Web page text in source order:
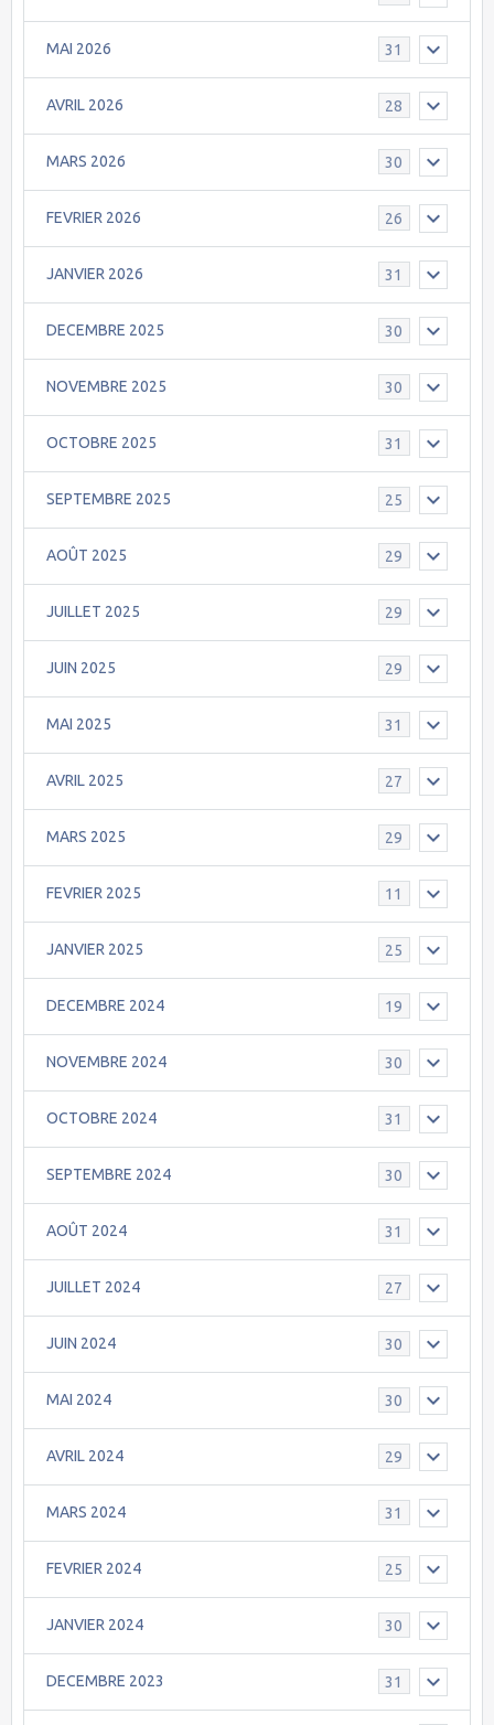
MAI 2026 31
AVRIL 2026 28
MARS 2026 30
FEVRIER 2026 26
JANVIER 2026 31
DECEMBRE 2025 30
NOVEMBRE 2025 30
OCTOBRE 2025 31
SEPTEMBRE 2025 25
AOÛT 2025 29
JUILLET 2025 29
JUIN 2025 29
MAI 2025 31
AVRIL 2025 27
MARS 2025 29
FEVRIER 2025 11
JANVIER 2025 25
DECEMBRE 2024 19
NOVEMBRE 2024 30
OCTOBRE 2024 31
SEPTEMBRE 2024 30
AOÛT 2024 31
JUILLET 2024 27
JUIN 2024 30
MAI 2024 30
AVRIL 2024 29
MARS 2024 31
FEVRIER 2024 25
JANVIER 2024 30
DECEMBRE 2023 31